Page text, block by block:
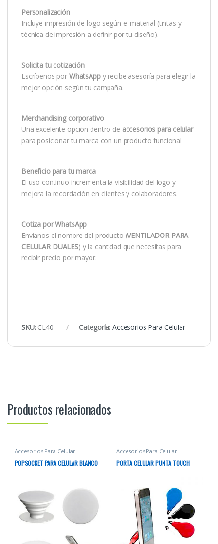
Personalización
Incluye impresión de logo según el material (tintas y
técnica de impresión a definir por tu diseño).
Solicita tu cotización
Escríbenos por WhatsAppy recibe asesoría para elegir la
mejor opción según tu campaña.
Merchandising corporativo
Una excelente opción dentro de accesorios para celular
para posicionar tu marca con un producto funcional.
Beneficio para tu marca
El uso continuo incrementa la visibilidad del logo y
mejora la recordación en clientes y colaboradores.
Cotiza por WhatsApp
Envíanos el nombre del producto (VENTILADOR PARA
CELULAR DUALES) y la cantidad que necesitas para
recibir precio por mayor.
SKU: CL40 Categoría: Accesorios Para Celular
Productos relacionados
Accesorios Para Celular
POPSOCKET PARA CELULAR BLANCO
Accesorios Para Celular
PORTA CELULAR PUNTA TOUCH